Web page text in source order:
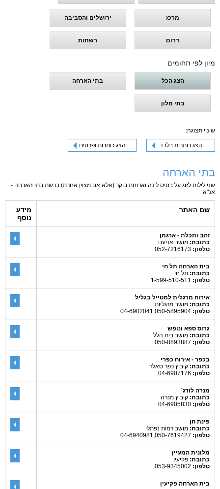
מרכז ירושלים והסביבה
דרום רשתות
מיון לפי תחומים
הצג הכל בתי הארחה
בתי מלון
שינוי תצוגה:
הצג כותרות בלבד הצג כותרות ופרטים
בתי הארחה
שני לילות לזוג על בסיס לינה וארוחת בוקר (אלא אם מצוין אחרת) ברשת בתי הארחה -
אנ"א.
שם האתר
מידע
נוסף
זהב ותכלת - ארגמן
כתובת: מושב אניעם
טלפון:
בית הארחה תל חי
כתובת: תל חי
טלפון:
אירוח מרגלית למטייל בגליל
כתובת: מושב מרגליות
טלפון:
גרוס ספא ונופש
כתובת: מושב בית הלל
טלפון:
בכפר - אירוח כפרי
כתובת: קיבוץ כפר סאלד
טלפון:
מנרה לודג'
כתובת: קיבוץ מנרה
טלפון:
פינת חן
כתובת: מושב רמות נפתלי
טלפון:
מלונית המעיין
כתובת: פקיעין
טלפון:
בית הארחה פקיעין